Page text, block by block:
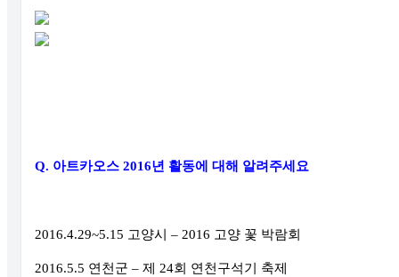
Q. 아트카오스 2016년 활동에 대해 알려주세요
2016.4.29~5.15 고양시 – 2016 고양 꽃 박람회
2016.5.5 연천군 – 제 24회 연천구석기 축제